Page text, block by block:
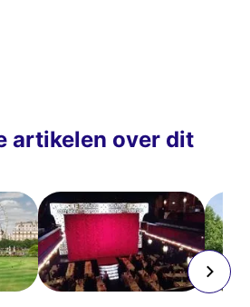
artikelen over dit